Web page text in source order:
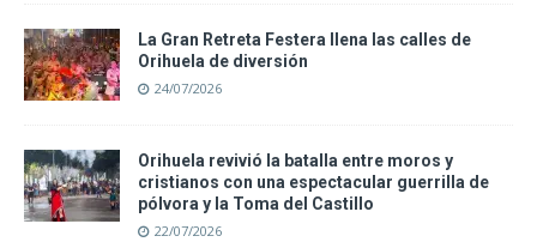
La Gran Retreta Festera llena las calles de
Orihuela de diversión
24/07/2026
Orihuela revivió la batalla entre moros y
cristianos con una espectacular guerrilla de
pólvora y la Toma del Castillo
22/07/2026